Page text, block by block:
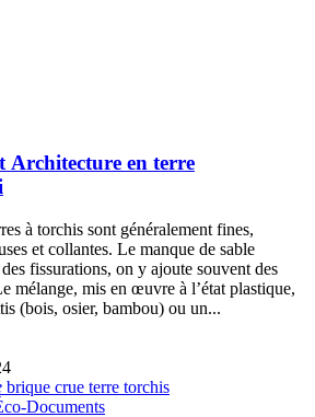
Architecture en terre
à torchis sont généralement fines,
et collantes. Le manque de sable
fissurations, on y ajoute souvent des
mélange, mis en œuvre à l’état plastique,
(bois, osier, bambou) ou un...
brique crue terre torchis
Documents